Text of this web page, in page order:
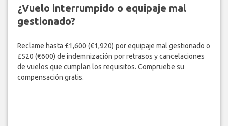
¿Vuelo interrumpido o equipaje mal
gestionado?
Reclame hasta £1,600 (€1,920) por equipaje mal gestionado o
£520 (€600) de indemnización por retrasos y cancelaciones
de vuelos que cumplan los requisitos. Compruebe su
compensación gratis.